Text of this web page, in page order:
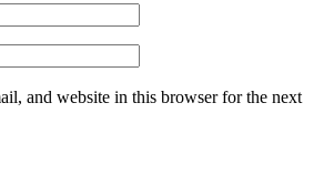
and website in this browser for the next